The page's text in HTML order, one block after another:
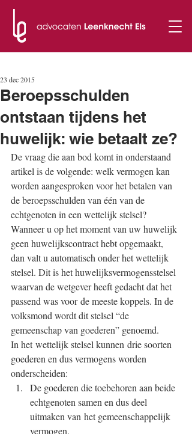
Beroepsschulden
ontstaan tijdens het
huwelijk: wie betaalt ze?
23 dec 2015
De vraag die aan bod komt in onderstaand
artikel is de volgende: welk vermogen kan
worden aangesproken voor het betalen van
de beroepsschulden van één van de
echtgenoten in een wettelijk stelsel?
Wanneer u op het moment van uw huwelijk
geen huwelijkscontract hebt opgemaakt,
dan valt u automatisch onder het wettelijk
stelsel. Dit is het huwelijksvermogensstelsel
waarvan de wetgever heeft gedacht dat het
passend was voor de meeste koppels. In de
volksmond wordt dit stelsel “de
gemeenschap van goederen” genoemd.
In het wettelijk stelsel kunnen drie soorten
goederen en dus vermogens worden
onderscheiden:
De goederen die toebehoren aan beide
echtgenoten samen en dus deel
uitmaken van het gemeenschappelijk
vermogen.